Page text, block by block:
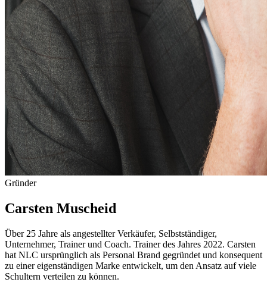
Gründer
Carsten Muscheid
Über 25 Jahre als angestellter Verkäufer, Selbstständiger,
Unternehmer, Trainer und Coach. Trainer des Jahres 2022. Carsten
hat NLC ursprünglich als Personal Brand gegründet und konsequent
zu einer eigenständigen Marke entwickelt, um den Ansatz auf viele
Schultern verteilen zu können.